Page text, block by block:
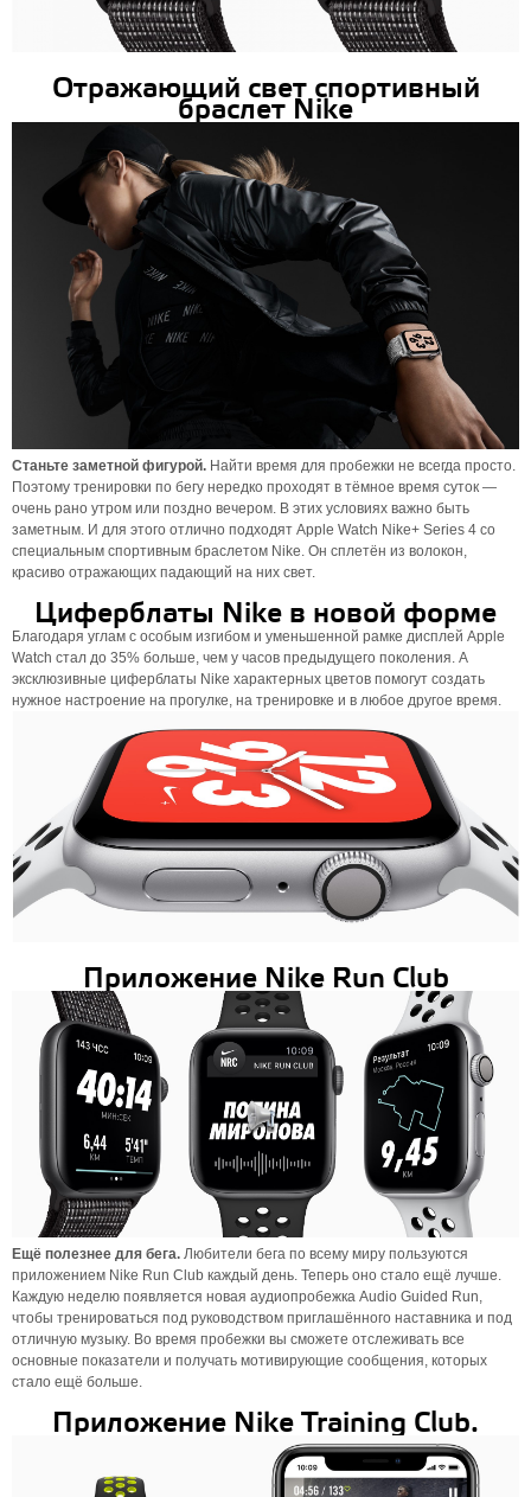
Отражающий свет спортивный
браслет Nike
Станьте заметной фигурой. Найти время для пробежки не всегда просто.
Поэтому тренировки по бегу нередко проходят в тёмное время суток —
очень рано утром или поздно вечером. В этих условиях важно быть
заметным. И для этого отлично подходят Apple Watch Nike+ Series 4 со
специальным спортивным браслетом Nike. Он сплетён из волокон,
красиво отражающих падающий на них свет.
Циферблаты Nike в новой форме
Благодаря углам с особым изгибом и уменьшенной рамке дисплей Apple
Watch стал до 35% больше, чем у часов предыдущего поколения. А
эксклюзивные циферблаты Nike характерных цветов помогут создать
нужное настроение на прогулке, на тренировке и в любое другое время.
Приложение Nike Run Club
Ещё полезнее для бега. Любители бега по всему миру пользуются
приложением Nike Run Club каждый день. Теперь оно стало ещё лучше.
Каждую неделю появляется новая аудиопробежка Audio Guided Run,
чтобы тренироваться под руководством приглашённого наставника и под
отличную музыку. Во время пробежки вы сможете отслеживать все
основные показатели и получать мотивирующие сообщения, которых
стало ещё больше.
Приложение Nike Training Club.